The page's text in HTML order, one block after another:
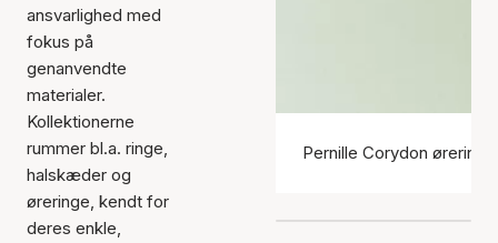
ansvarlighed med
fokus på
genanvendte
materialer.
Kollektionerne
rummer bl.a. ringe,
halskæder og
øreringe, kendt for
deres enkle,
Pernille Corydon øreringe